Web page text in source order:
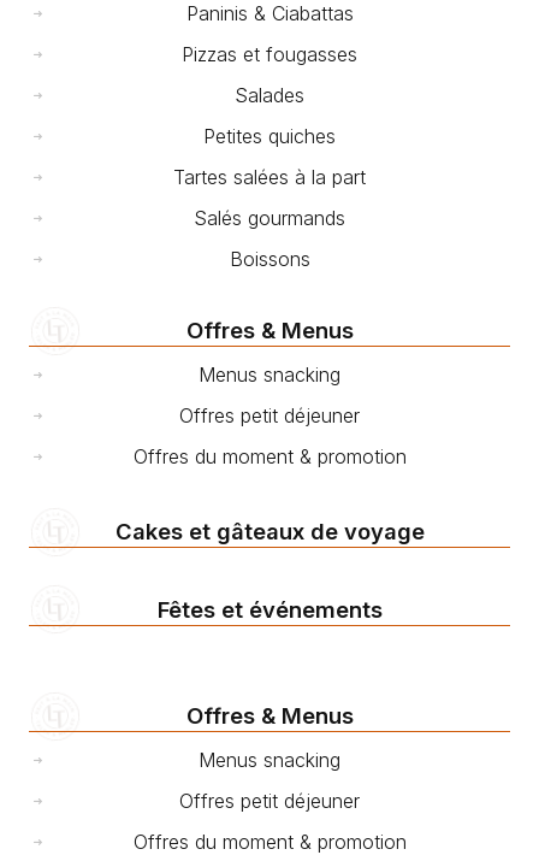
Paninis & Ciabattas
Pizzas et fougasses
Salades
Petites quiches
Tartes salées à la part
Salés gourmands
Boissons
Offres & Menus
Menus snacking
Offres petit déjeuner
Offres du moment & promotion
Cakes et gâteaux de voyage
Fêtes et événements
Offres & Menus
Menus snacking
Offres petit déjeuner
Offres du moment & promotion